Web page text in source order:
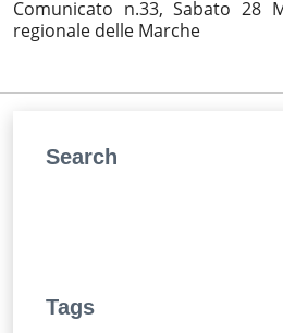
Comunicato n.33, Sabato 28
regionale delle Marche
Search
Tags